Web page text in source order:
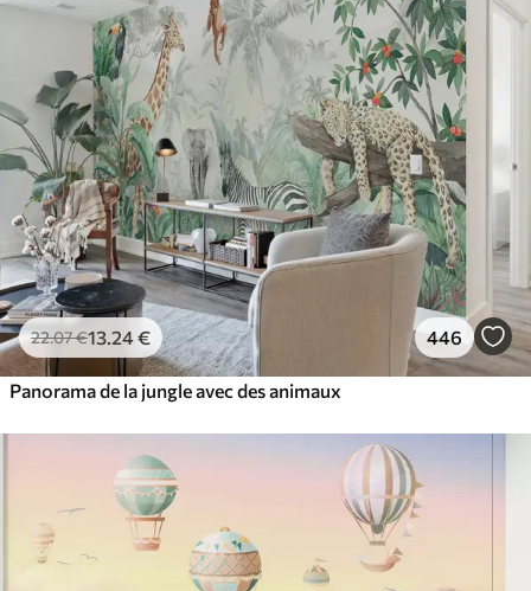
22.07€13 .24€ 446
Panorama de la jungle avec des animaux